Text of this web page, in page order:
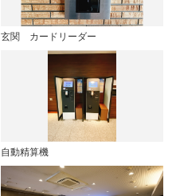
玄関 カードリーダー
自動精算機